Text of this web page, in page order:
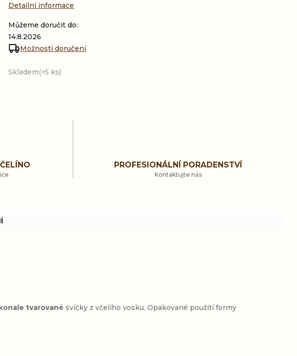
Skladem(>5 ks)
Můžeme doručit do:
14.8.2026
Možnosti doručení
Detailní informace
PROFESIONÁLNÍ PORADENSTVÍ
Kontaktujte nás
tvarované svíčky z včelího vosku. Opakované použití formy